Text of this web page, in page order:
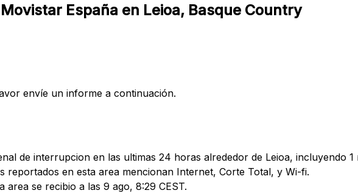
España en Leioa, Basque Country
envíe un informe a continuación.
de interrupcion en las ultimas 24 horas alrededor de Leioa, incluyendo
reportados en esta area mencionan Internet, Corte Total, y Wi-fi.
area se recibio a las 9 ago, 8:29 CEST.